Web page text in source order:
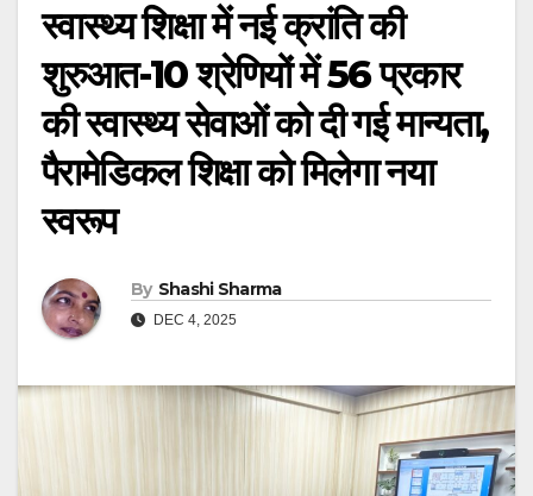
स्वास्थ्य शिक्षा में नई क्रांति की
शुरुआत-10 श्रेणियों में 56 प्रकार
की स्वास्थ्य सेवाओं को दी गई मान्यता,
पैरामेडिकल शिक्षा को मिलेगा नया
स्वरूप
By Shashi Sharma
DEC 4, 2025